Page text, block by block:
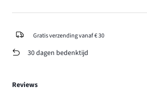
Gratis verzending vanaf € 30
30 dagen bedenktijd
Reviews